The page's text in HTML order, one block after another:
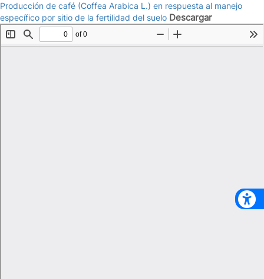
Producción de café (Coffea Arabica L.) en respuesta al manejo
específico por sitio de la fertilidad del suelo Descargar